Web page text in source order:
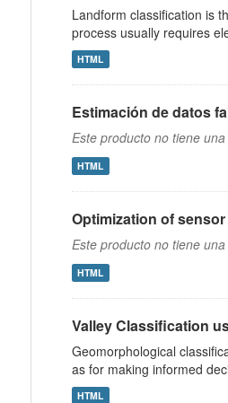
Landform classification is
process usually requires
HTML
Estimación de datos
Este producto no tiene
HTML
Optimization of
Este producto no tiene
HTML
Valley Classification
Geomorphological
as for making informed
HTML